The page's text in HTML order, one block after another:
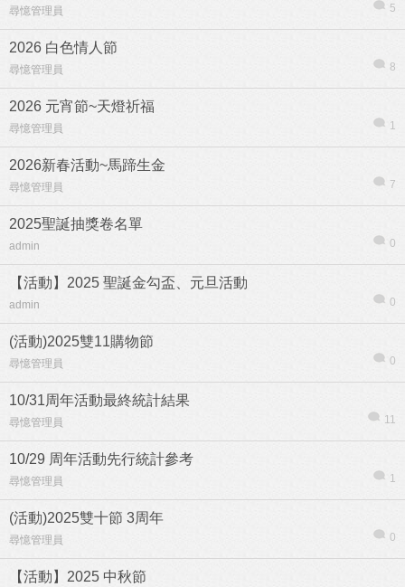
尋憶管理員 5
2026 白色情人節
尋憶管理員 8
2026 元宵節~天燈祈福
尋憶管理員 1
2026新春活動~馬蹄生金
尋憶管理員 7
2025聖誕抽獎卷名單
admin 0
【活動】2025 聖誕金勾盃、元旦活動
admin 0
(活動)2025雙11購物節
尋憶管理員 0
10/31周年活動最終統計結果
尋憶管理員 11
10/29 周年活動先行統計參考
尋憶管理員 1
(活動)2025雙十節 3周年
尋憶管理員 0
【活動】2025 中秋節